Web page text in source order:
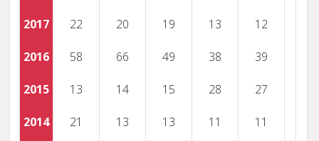
2017 22 20 19 13 12
2016 58 66 49 38 39
2015 13 14 15 28 27
2014 21 13 13 11 11